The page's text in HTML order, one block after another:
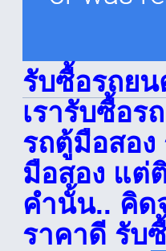
รับซื้อรถยน
เรารับซื้อร
รถตู้มือสอ
มือสอง แต่
คำนั้น.. คิด
ราคาดี รับ